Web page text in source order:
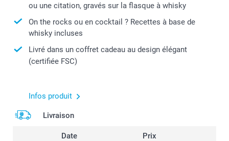
ou une citation, gravés sur la flasque à whisky
On the rocks ou en cocktail ? Recettes à base de
whisky incluses
Livré dans un coffret cadeau au design élégant
(certifiée FSC)
Infos produit
Livraison
Date Prix